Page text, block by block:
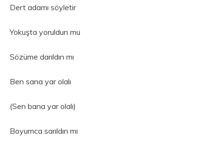
Dert adamı söyletir
Yokuşta yoruldun mu
Sözüme darıldın mı
Ben sana yar olalı
(Sen bana yar olalı)
Boyumca sarıldın mı